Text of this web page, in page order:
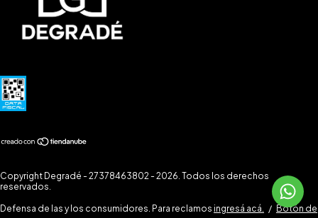
Copyright Degradé - 27378463802 - 2026. Todos los derechos
reservados.
Defensa de las y los consumidores. Para reclamos ingresá acá. / Botón de